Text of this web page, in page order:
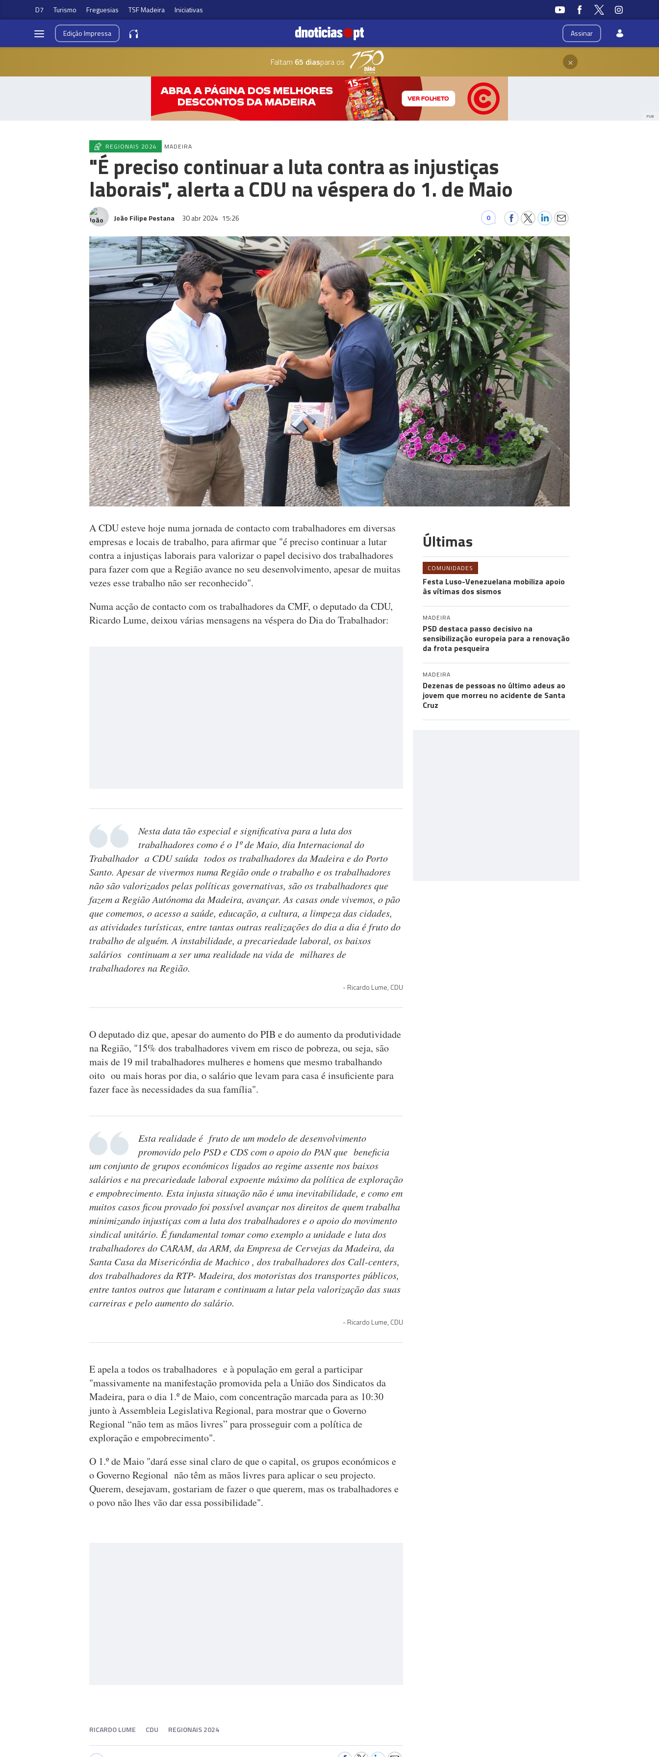
D7 Turismo Freguesias TSF Madeira Iniciativas
Assinar
EdiçãoImpressa
Faltam 65 diaspara os ×
PUB
REGIONAIS 2024 MADEIRA
"É preciso continuar a luta contra as injustiças
laborais", alerta a CDU na véspera do 1. de Maio
João Filipe Pestana 30 abr 2024 15:26 0
A CDU esteve hoje numa jornada de contacto com trabalhadores em diversas
empresas e locais de trabalho, para afirmar que "é preciso continuar a lutar
contra a injustiças laborais para valorizar o papel decisivo dos trabalhadores
para fazer com que a Região avance no seu desenvolvimento, apesar de muitas
vezes esse trabalho não ser reconhecido".
Numa acção de contacto com os trabalhadores da CMF, o deputado da CDU,
Ricardo Lume, deixou várias mensagens na véspera do Dia do Trabalhador:
Nesta data tão especial e significativa para a luta dos
trabalhadores como é o 1º de Maio, dia Internacional do
Trabalhador a CDU saúda todos os trabalhadores da Madeira e do Porto
Santo. Apesar de vivermos numa Região onde o trabalho e os trabalhadores
não são valorizados pelas políticas governativas, são os trabalhadores que
fazem a Região Autónoma da Madeira, avançar. As casas onde vivemos, o pão
que comemos, o acesso a saúde, educação, a cultura, a limpeza das cidades,
as atividades turísticas, entre tantas outras realizações do dia a dia é fruto do
trabalho de alguém. A instabilidade, a precariedade laboral, os baixos
salários continuam a ser uma realidade na vida de milhares de
trabalhadores na Região.
Ricardo Lume, CDU
O deputado diz que, apesar do aumento do PIB e do aumento da produtividade
na Região, "15% dos trabalhadores vivem em risco de pobreza, ou seja, são
mais de 19 mil trabalhadores mulheres e homens que mesmo trabalhando
oito ou mais horas por dia, o salário que levam para casa é insuficiente para
fazer face às necessidades da sua família".
Esta realidade é fruto de um modelo de desenvolvimento
promovido pelo PSD e CDS com o apoio do PAN que beneficia
um conjunto de grupos económicos ligados ao regime assente nos baixos
salários e na precariedade laboral expoente máximo da política de exploração
e empobrecimento. Esta injusta situação não é uma inevitabilidade, e como em
muitos casos ficou provado foi possível avançar nos direitos de quem trabalha
minimizando injustiças com a luta dos trabalhadores e o apoio do movimento
sindical unitário. É fundamental tomar como exemplo a unidade e luta dos
trabalhadores do CARAM, da ARM, da Empresa de Cervejas da Madeira, da
Santa Casa da Misericórdia de Machico , dos trabalhadores dos Call-centers,
dos trabalhadores da RTP- Madeira, dos motoristas dos transportes públicos,
entre tantos outros que lutaram e continuam a lutar pela valorização das suas
carreiras e pelo aumento do salário.
Ricardo Lume, CDU
E apela a todos os trabalhadores e à população em geral a participar
"massivamente na manifestação promovida pela a União dos Sindicatos da
Madeira, para o dia 1.º de Maio, com concentração marcada para as 10:30
junto à Assembleia Legislativa Regional, para mostrar que o Governo
Regional “não tem as mãos livres” para prosseguir com a política de
exploração e empobrecimento".
O 1.º de Maio "dará esse sinal claro de que o capital, os grupos económicos e
o Governo Regional não têm as mãos livres para aplicar o seu projecto.
Querem, desejavam, gostariam de fazer o que querem, mas os trabalhadores e
o povo não lhes vão dar essa possibilidade".
RICARDO LUME CDU REGIONAIS 2024
Últimas
COMUNIDADES
Festa Luso-Venezuelana mobiliza apoio
às vítimas dos sismos
MADEIRA
PSD destaca passo decisivo na
sensibilização europeia para a renovação
da frota pesqueira
MADEIRA
Dezenas de pessoas no último adeus ao
jovem que morreu no acidente de Santa
Cruz